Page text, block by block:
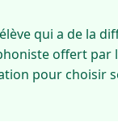
qui a de la
offert par
pour choisir